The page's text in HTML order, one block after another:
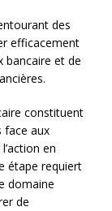
des
efficacement
bancaire et de
constituent
face aux
en
étape requiert
domaine
de